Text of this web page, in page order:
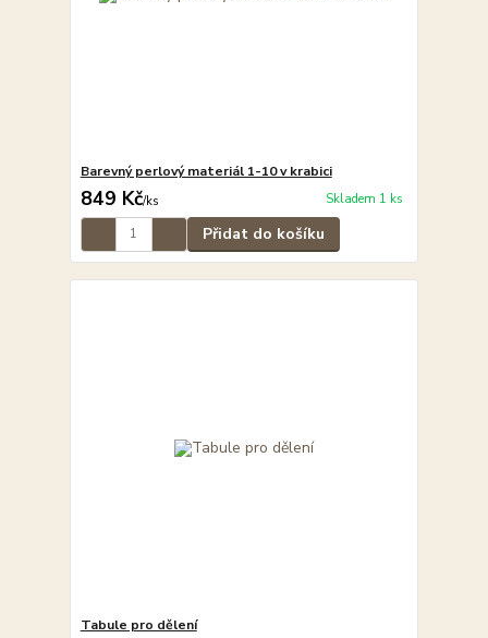
Barevný perlový materiál 1-10 v krabici
849 Kč/ks Skladem 1 ks
Přidat do košíku
Tabule pro dělení